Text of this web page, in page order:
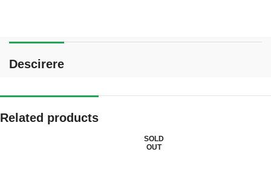
Descirere
Related products
SOLD
OUT